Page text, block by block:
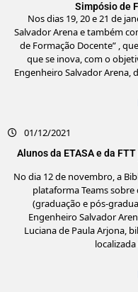
Simpósio de
Nos dias 19, 20 e 21 de
Salvador Arena e também
de Formação Docente” ,
que se inova, com o
Engenheiro Salvador Arena,
01/12/2021
Alunos da ETASA e da
No dia 12 de novembro, a
plataforma Teams
(graduação e pós-
Engenheiro Salvador
Luciana de Paula Arjona,